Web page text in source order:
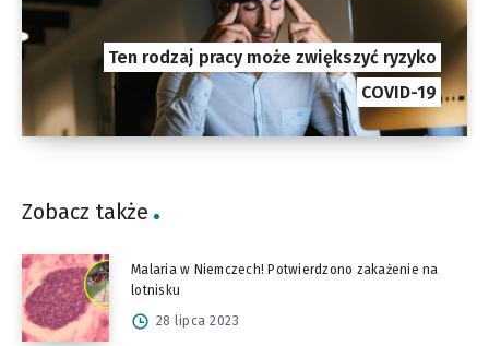
Ten rodzaj pracy może zwiększyć ryzyko
COVID-19
Zobacz także
Malaria w Niemczech! Potwierdzono zakażenie na
lotnisku
28 lipca 2023